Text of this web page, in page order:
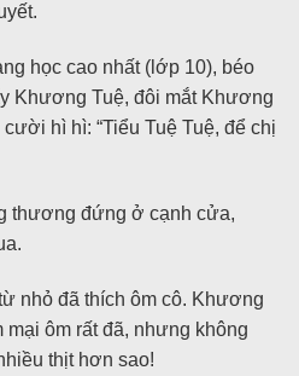
học cao nhất (lớp 10), béo
Khương Tuệ, đôi mắt Khương
hì hì: “Tiểu Tuệ Tuệ, để chị
thương đứng ở cạnh cửa,
nhỏ đã thích ôm cô. Khương
mại ôm rất đã, nhưng không
thịt hơn sao!